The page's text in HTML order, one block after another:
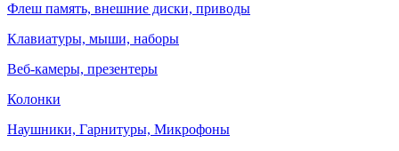
Флеш память, внешние диски, приводы
Клавиатуры, мыши, наборы
Веб-камеры, презентеры
Колонки
Наушники, Гарнитуры, Микрофоны